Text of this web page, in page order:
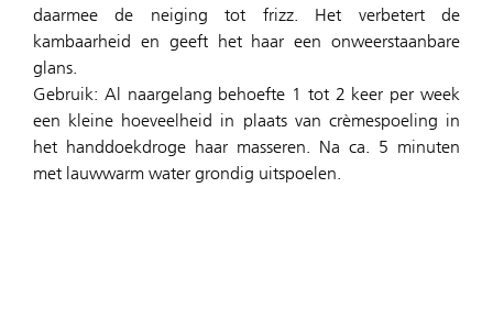
daarmee de neiging tot frizz. Het verbetert de
kambaarheid en geeft het haar een onweerstaanbare
glans.
Gebruik: Al naargelang behoefte 1 tot 2 keer per week
een kleine hoeveelheid in plaats van crèmespoeling in
het handdoekdroge haar masseren. Na ca. 5 minuten
met lauwwarm water grondig uitspoelen.